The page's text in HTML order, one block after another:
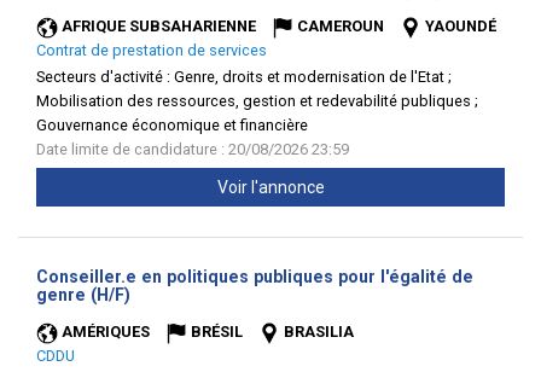
AFRIQUE SUBSAHARIENNE CAMEROUN
YAOUNDÉ
Contrat de prestation de services
Secteurs d'activité : Genre, droits et modernisation de l'Etat ;
Mobilisation des ressources, gestion et redevabilité publiques ;
Gouvernance économique et financière
Date limite de candidature : 20/08/2026 23:59
Voir l'annonce
Conseiller.e en politiques publiques pour l'égalité de
genre (H/F)
AMÉRIQUES BRÉSIL
BRASILIA
CDDU